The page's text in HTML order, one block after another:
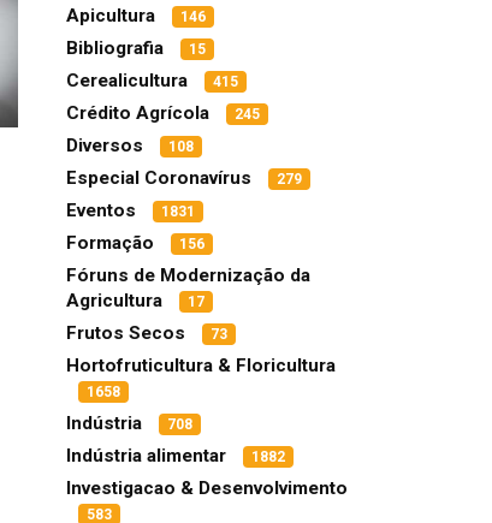
Apicultura 146
Bibliografia 15
Cerealicultura 415
Crédito Agrícola 245
Diversos 108
Especial Coronavírus 279
Eventos 1831
Formação 156
Fóruns de Modernização da
Agricultura
17
Frutos Secos 73
Hortofruticultura & Floricultura
1658
Indústria 708
Indústria alimentar 1882
Investigacao & Desenvolvimento
583